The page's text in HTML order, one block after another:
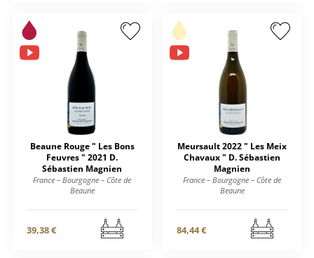
Beaune Rouge " Les Bons
Feuvres " 2021 D.
Sébastien Magnien
France – Bourgogne – Côte de
Beaune
39,38 €
Meursault 2022 " Les Meix
Chavaux " D. Sébastien
Magnien
France – Bourgogne – Côte de
Beaune
84,44 €